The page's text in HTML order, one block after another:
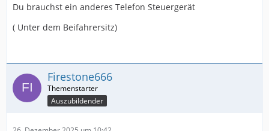
Du brauchst ein anderes Telefon Steuergerät
( Unter dem Beifahrersitz)
Firestone666
Auszubildender